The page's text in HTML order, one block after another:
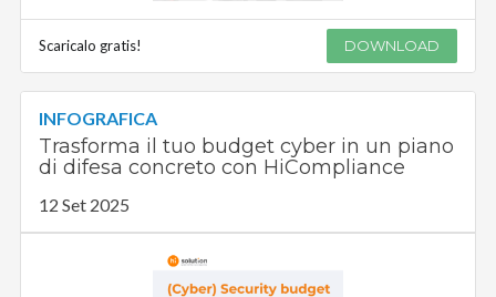
Scaricalo gratis! DOWNLOAD
INFOGRAFICA
Trasforma il tuo budget cyber in un piano
di difesa concreto con HiCompliance
12 Set 2025